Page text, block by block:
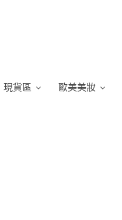
現貨區 歐美美妝